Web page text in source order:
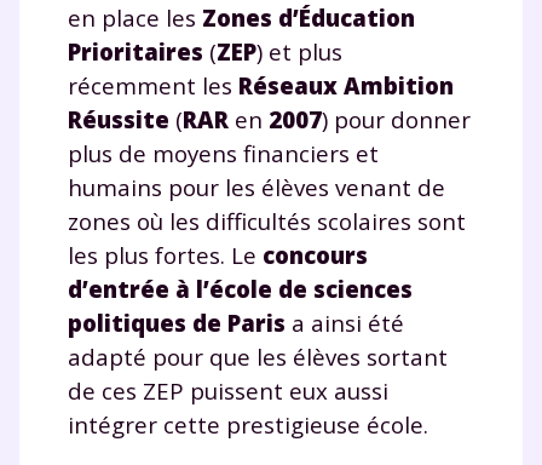
en place les Zones d’Éducation
Prioritaires (ZEP) et plus
récemment les Réseaux Ambition
Réussite (RAR en 2007) pour donner
plus de moyens financiers et
humains pour les élèves venant de
zones où les difficultés scolaires sont
les plus fortes. Le concours
d’entrée à l’école de sciences
politiques de Paris a ainsi été
adapté pour que les élèves sortant
de ces ZEP puissent eux aussi
intégrer cette prestigieuse école.